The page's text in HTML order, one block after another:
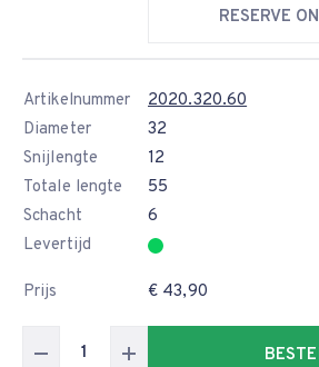
RESERVE
Artikelnummer
2020.320.60
Diameter
32
Snijlengte
12
Totale lengte
55
Schacht
6
Levertijd
Prijs € 43,90